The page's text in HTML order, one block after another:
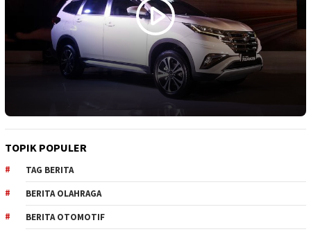
TOPIK POPULER
TAG BERITA
BERITA OLAHRAGA
BERITA OTOMOTIF